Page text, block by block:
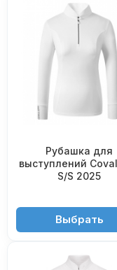
Рубашка для
выступлений
S/S 2025
4'990 ₽Выбрать